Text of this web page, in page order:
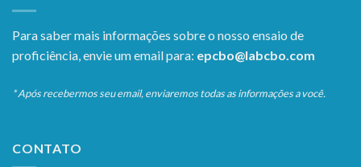
Para saber mais informações sobre o nosso ensaio de
proficiência, envie um email para: epcbo@labcbo.com
* Após recebermos seu email, enviaremos todas as informações a você.
CONTATO